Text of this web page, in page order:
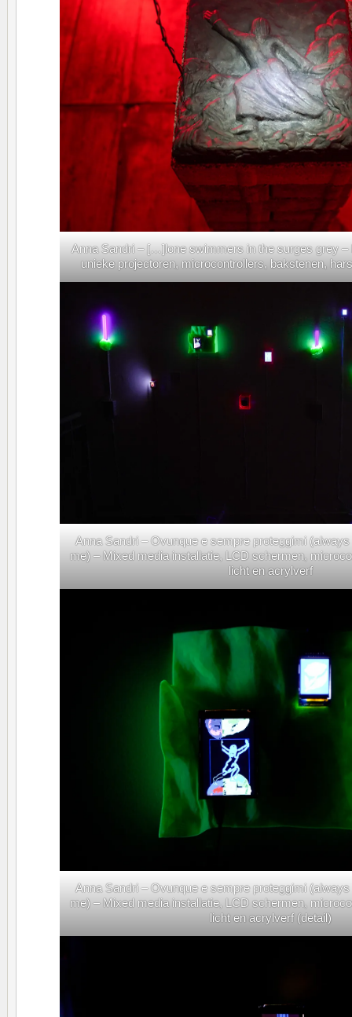
Anna Sandri – […]lone swimmers in the surges grey –
unieke projectoren, microcontrollers, bakstenen,
Anna Sandri – Ovunque e sempre proteggimi
me) – Mixed media installatie, LCD schermen,
licht en acrylverf
Anna Sandri – Ovunque e sempre proteggimi
me) – Mixed media installatie, LCD schermen,
licht en acrylverf (detail)